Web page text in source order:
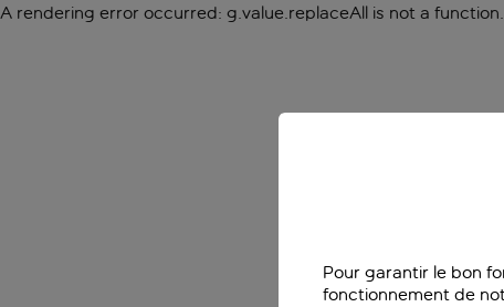
A rendering error occurred: g.value.replaceAll is not a function.
Pour garantir le bon
fonctionnement de